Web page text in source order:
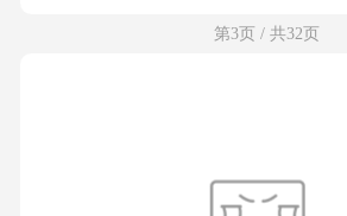
第3页 / 共32页